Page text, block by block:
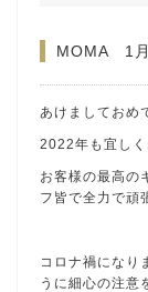
MOMA 1月
あけましておめ
2022年も宜しく
お客様の最高の
フ皆で全力で頑
コロナ禍になり
うに細心の注意